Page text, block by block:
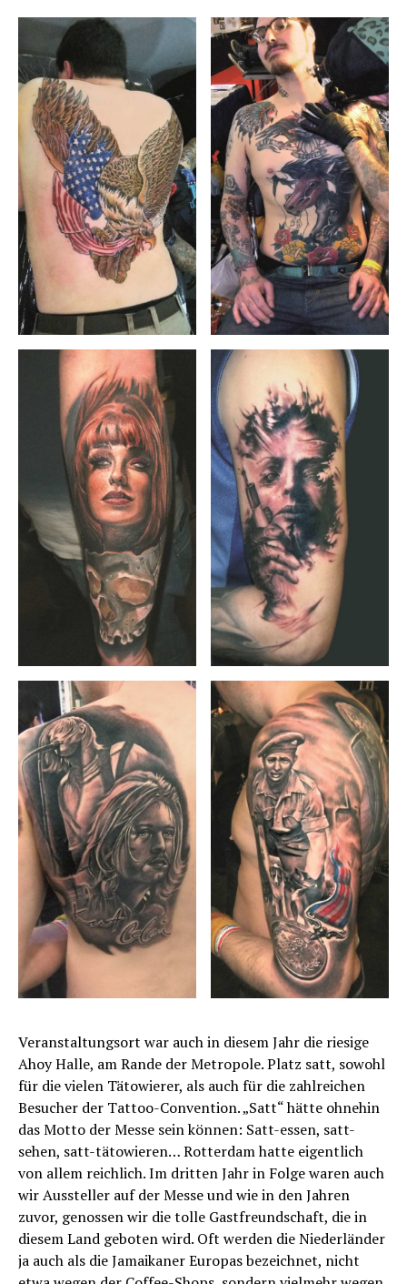
Veranstaltungsort war auch in diesem Jahr die riesige
Ahoy Halle, am Rande der Metropole. Platz satt, sowohl
für die vielen Tätowierer, als auch für die zahlreichen
Besucher der Tattoo-Convention. „Satt“ hätte ohnehin
das Motto der Messe sein können: Satt-essen, satt-
sehen, satt-tätowieren… Rotterdam hatte eigentlich
von allem reichlich. Im dritten Jahr in Folge waren auch
wir Aussteller auf der Messe und wie in den Jahren
zuvor, genossen wir die tolle Gastfreundschaft, die in
diesem Land geboten wird. Oft werden die Niederländer
ja auch als die Jamaikaner Europas bezeichnet, nicht